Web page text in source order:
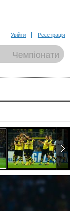
Увійти Реєстрація